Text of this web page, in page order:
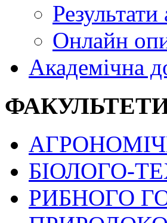
Онлайн
Академічна
БІОЛОГО-
РИБНОГО